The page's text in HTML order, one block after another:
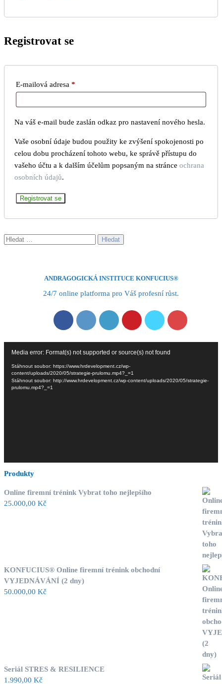
Registrovat se
E-mailová adresa *
Na váš e-mail bude zaslán odkaz pro nastavení nového hesla.
Vaše osobní údaje budou použity ke zvýšení spokojenosti po
celou dobu procházení tohoto webu, ke správě přístupu do
vašeho účtu a k dalším účelům popsaným na stránce ochrana
osobních údajů.
Registrovat se
Vyhledávání
ANDRAGOGICKÁ INSTITUCE KONFUCIUS®
24/7 online platforma pro Váš profesní růst.
Media error: Format(s) not supported or source(s) not found
Stáhnout soubor: https://www.hrdevelopment.cz/wp-
content/uploads/2020/05/strategie-prulomu.mp4?_=1
Stáhnout soubor: http://www.hrdevelopment.cz/wp-content/uploads/2020/05/strategie-
prulomu.mp4?_=1
Produkty
Online firemní trénink Vybrat toho nejlepšího
25.000,00 Kč
KONFUCIUS® Online firemní trénink obchodní
VYJEDNÁVÁNÍ (2 dny)
50.000,00 Kč
Seriál STRES & RESILIENCE
1.990,00 Kč